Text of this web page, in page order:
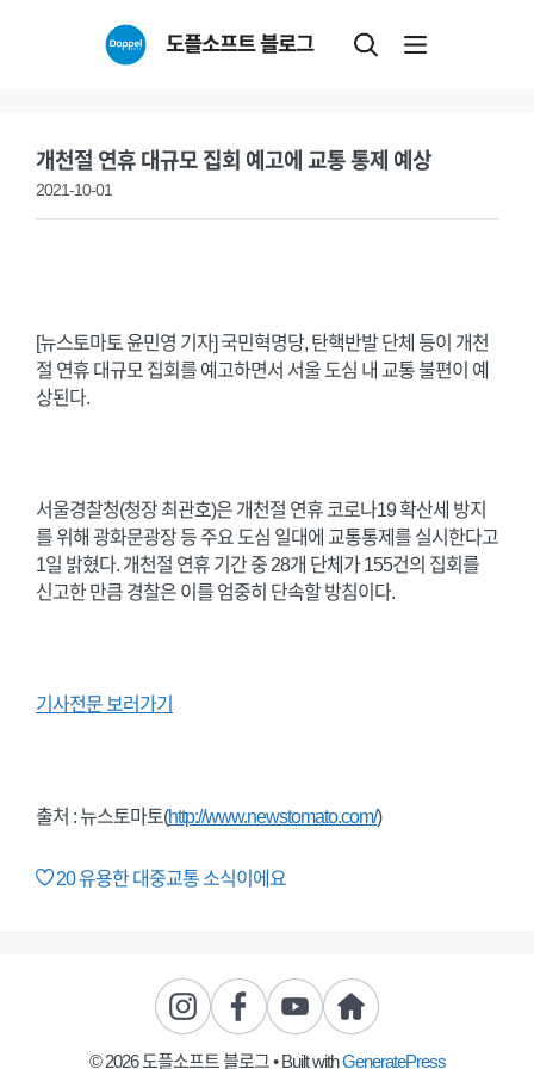
도플소프트 블로그
개천절 연휴 대규모 집회 예고에 교통 통제 예상
2021-10-01
[뉴스토마토 윤민영 기자] 국민혁명당, 탄핵반발 단체 등이 개천
절 연휴 대규모 집회를 예고하면서 서울 도심 내 교통 불편이 예
상된다.
서울경찰청(청장 최관호)은 개천절 연휴 코로나19 확산세 방지
를 위해 광화문광장 등 주요 도심 일대에 교통통제를 실시한다고
1일 밝혔다. 개천절 연휴 기간 중 28개 단체가 155건의 집회를
신고한 만큼 경찰은 이를 엄중히 단속할 방침이다.
기사전문 보러가기
출처 : 뉴스토마토(http://www.newstomato.com/)
20유용한 대중교통 소식이에요
© 2026 도플소프트 블로그• Built withGeneratePress